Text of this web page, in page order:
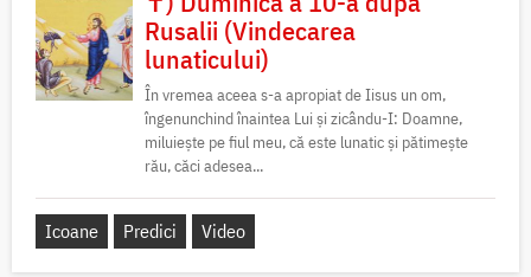
Rusalii (Vindecarea
lunaticului)
În vremea aceea s-a apropiat de Iisus un om,
îngenunchind înaintea Lui și zicându-I: Doamne,
miluiește pe fiul meu, că este lunatic și pătimește
rău, căci adesea...
Icoane Predici Video